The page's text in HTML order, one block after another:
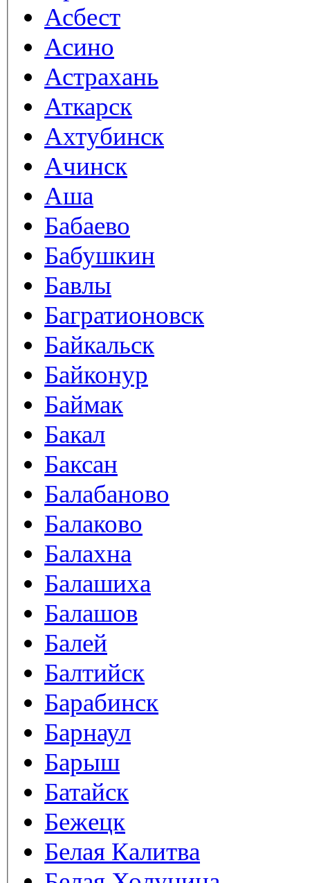
Асбест
Асино
Астрахань
Аткарск
Ахтубинск
Ачинск
Аша
Бабаево
Бабушкин
Бавлы
Багратионовск
Байкальск
Байконур
Баймак
Бакал
Баксан
Балабаново
Балаково
Балахна
Балашиха
Балашов
Балей
Балтийск
Барабинск
Барнаул
Барыш
Батайск
Бежецк
Белая Калитва